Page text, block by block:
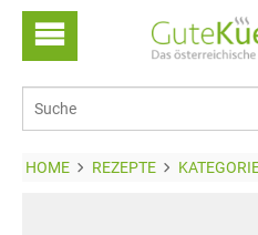
HOME REZEPTE